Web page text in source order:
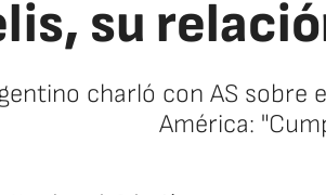
su
charló con AS sobre
América: